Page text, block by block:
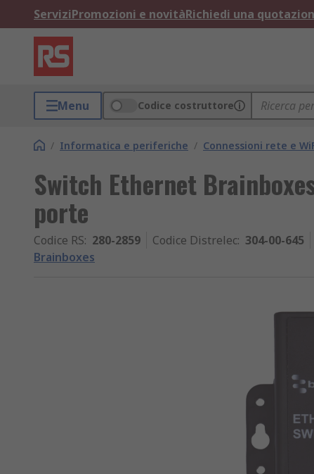
ServiziPromozioni e novitàRichiedi una
Menu Codice costruttore
/ Informatica e periferiche / Connessioni rete e
Switch Ethernet
porte
Codice RS: 280-2859 Codice Distrelec: 304-00-645
Brainboxes